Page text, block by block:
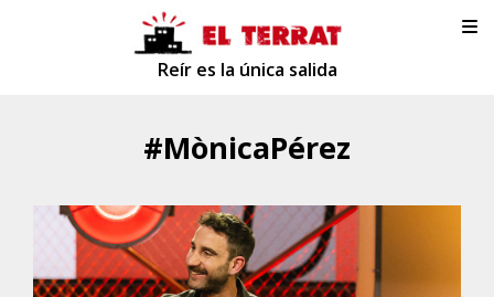
Reír es la única salida
#MònicaPérez